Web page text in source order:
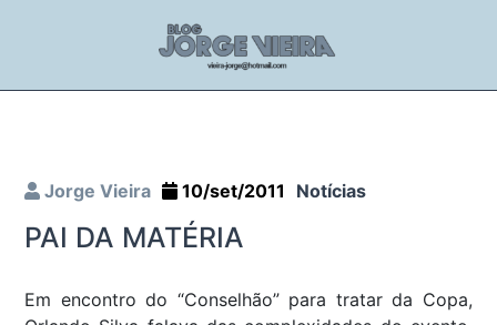
Jorge Vieira 10/set/2011 Notícias
PAI DA MATÉRIA
Em encontro do “Conselhão” para tratar da Copa,